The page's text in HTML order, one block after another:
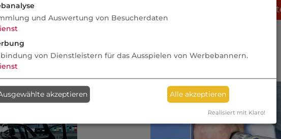
und Auswertung von Besucherdaten
von Dienstleistern für das Ausspielen von Werbebannern.
akzeptieren Alle akzeptieren
Realisiert mit Klaro!